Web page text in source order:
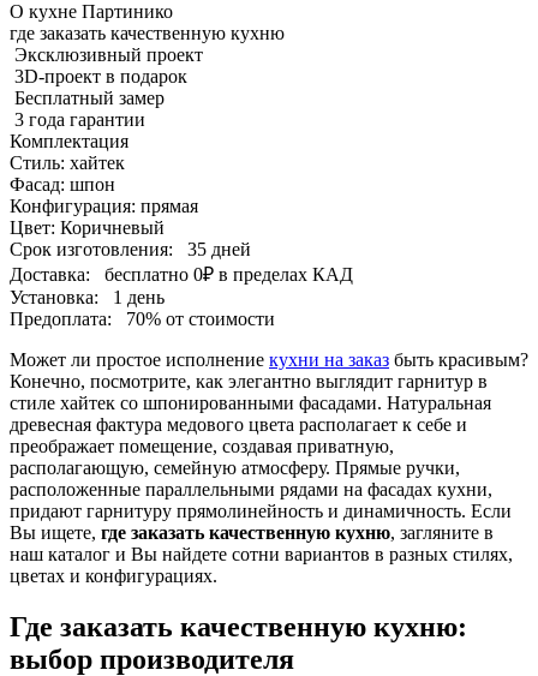
О кухне Партинико
где заказать качественную кухню
Эксклюзивный проект
3D-проект в подарок
Бесплатный замер
3 года гарантии
Комплектация
Стиль: хайтек
Фасад: шпон
Конфигурация: прямая
Цвет: Коричневый
Срок изготовления:
35 дней
Доставка:
бесплатно 0₽ в пределах КАД
Установка:
1 день
Предоплата:
70% от стоимости
Может ли простое исполнение кухни на заказ быть красивым?
Конечно, посмотрите, как элегантно выглядит гарнитур в
стиле хайтек со шпонированными фасадами. Натуральная
древесная фактура медового цвета располагает к себе и
преображает помещение, создавая приватную,
располагающую, семейную атмосферу. Прямые ручки,
расположенные параллельными рядами на фасадах кухни,
придают гарнитуру прямолинейность и динамичность. Если
Вы ищете, где заказать качественную кухню, загляните в
наш каталог и Вы найдете сотни вариантов в разных стилях,
цветах и конфигурациях.
Где заказать качественную кухню:
выбор производителя